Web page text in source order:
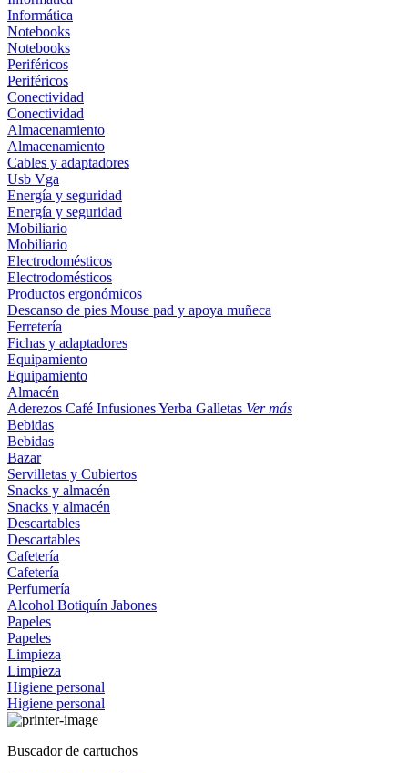
Informática
Notebooks
Notebooks
Periféricos
Periféricos
Conectividad
Conectividad
Almacenamiento
Almacenamiento
Cables y adaptadores
Usb Vga
Energía y seguridad
Energía y seguridad
Mobiliario
Mobiliario
Electrodomésticos
Electrodomésticos
Productos ergonómicos
Descanso de pies Mouse pad y apoya muñeca
Ferretería
Fichas y adaptadores
Equipamiento
Equipamiento
Almacén
Aderezos Café InfusionesYerba Galletas Ver más
Bebidas
Bebidas
Bazar
Servilletas y Cubiertos
Snacks y almacén
Snacks y almacén
Descartables
Descartables
Cafetería
Cafetería
Perfumería
Alcohol Botiquín Jabones
Papeles
Papeles
Limpieza
Limpieza
Higiene personal
Higiene personal
Buscador de cartuchos